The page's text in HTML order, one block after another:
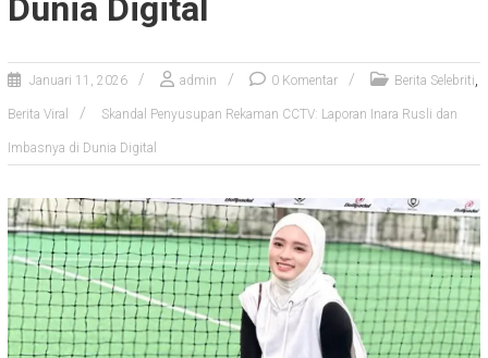
Dunia Digital
Januari 11, 2026 admin 0 Komentar Berita Selebriti,
Berita Viral Skandal Penyusupan Rekaman CCTV: Laporan Inara Rusli dan
Imbasnya di Dunia Digital